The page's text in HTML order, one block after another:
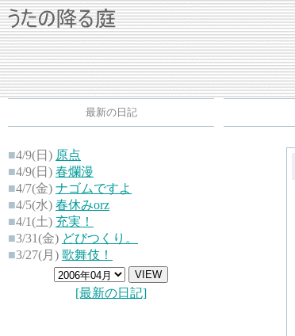
最新の日記
■4/9(日) 原点
■4/9(日) 春爛漫
■4/7(金) ナゴムですよ
■4/5(水) 春休みorz
■4/1(土) 充実！
■3/31(金) どびつくり。
■3/27(月) 歌舞伎！
[最新の日記]